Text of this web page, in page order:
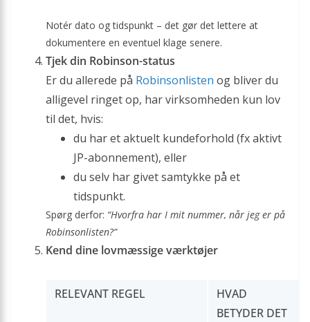
Notér dato og tidspunkt – det gør det lettere at
dokumentere en eventuel klage senere.
Tjek din Robinson-status
Er du allerede på Robinsonlisten og bliver du
alligevel ringet op, har virksomheden kun lov
til det, hvis:
du har et aktuelt kundeforhold (fx aktivt
JP-abonnement), eller
du selv har givet samtykke på et
tidspunkt.
Spørg derfor: “Hvorfra har I mit nummer, når jeg er på
Robinsonlisten?”
Kend dine lovmæssige værktøjer
RELEVANT REGEL
HVAD
BETYDER DET